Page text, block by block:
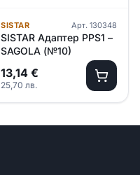
SISTAR Арт. 130348
SISTAR Адаптер PPS1 –
SAGOLA (№10)
13,14 €
25,70 лв.